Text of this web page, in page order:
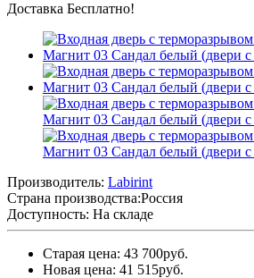
Доставка Бесплатно!
Производитель: Labirint
Страна производства:Россия
Доступность: На складе
Старая цена: 43 700руб.
Новая цена: 41 515руб.